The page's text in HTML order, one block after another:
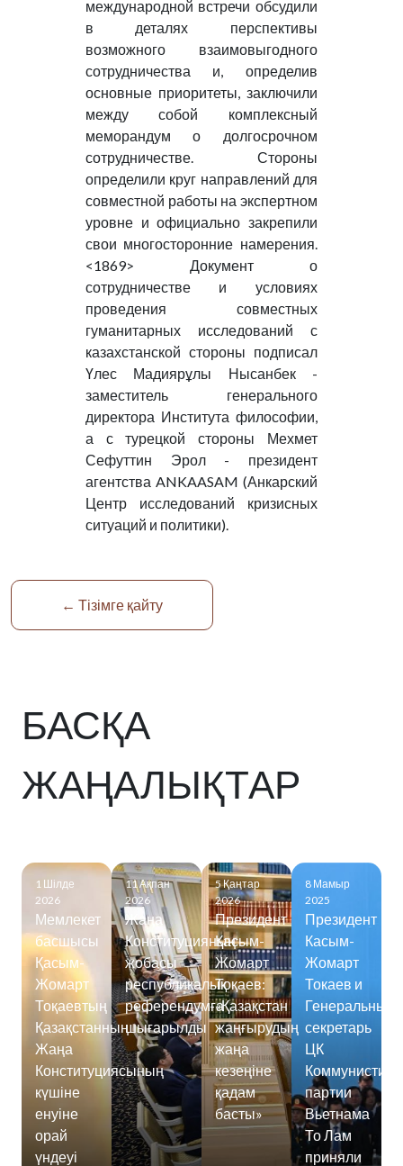
международной встречи обсудили
в деталях перспективы
возможного взаимовыгодного
сотрудничества и, определив
основные приоритеты, заключили
между собой комплексный
меморандум о долгосрочном
сотрудничестве. Стороны
определили круг направлений для
совместной работы на экспертном
уровне и официально закрепили
свои многосторонние намерения.
<1869> Документ о
сотрудничестве и условиях
проведения совместных
гуманитарных исследований с
казахстанской стороны подписал
Үлес Мадиярұлы Нысанбек -
заместитель генерального
директора Института философии,
а с турецкой стороны Мехмет
Сефуттин Эрол - президент
агентства ANKAASAM (Анкарский
Центр исследований кризисных
ситуаций и политики).
← Тізімге қайту
БАСҚА
ЖАҢАЛЫҚТАР
1 Шілде
2026
Мемлекет
басшысы
Қасым-
Жомарт
Тоқаевтың
Қазақстанның
Жаңа
Конституциясының
күшіне
енуіне
орай
үндеуі
11 Ақпан
2026
Жаңа
Конституцияның
жобасы
республикалық
референдумға
шығарылды
5 Қаңтар
2026
Президент
Қасым-
Жомарт
Тоқаев:
«Қазақстан
жаңғырудың
жаңа
кезеңіне
қадам
басты»
8 Мамыр
2025
Президент
Касым-
Жомарт
Токаев и
Генеральный
секретарь
ЦК
партии
Вьетнама
То Лам
приняли